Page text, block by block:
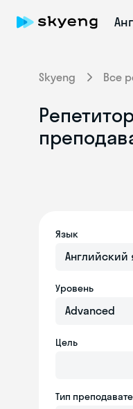
Skyeng Все
Язык
Английский
Уровень
Advanced
Цель
Тип